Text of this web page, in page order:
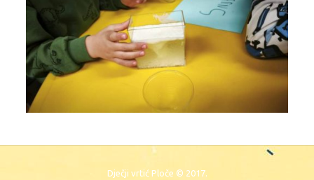
Dječji vrtić Ploče © 2017.